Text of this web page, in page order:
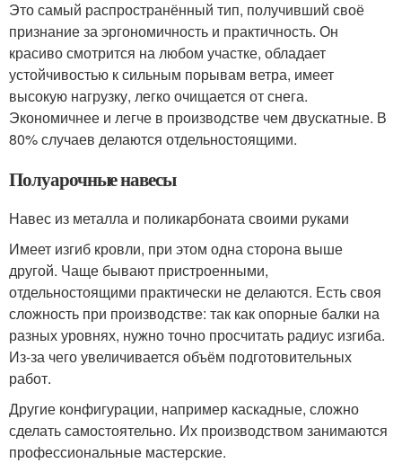
Это самый распространённый тип, получивший своё
признание за эргономичность и практичность. Он
красиво смотрится на любом участке, обладает
устойчивостью к сильным порывам ветра, имеет
высокую нагрузку, легко очищается от снега.
Экономичнее и легче в производстве чем двускатные. В
80% случаев делаются отдельностоящими.
Полуарочные навесы
Навес из металла и поликарбоната своими руками
Имеет изгиб кровли, при этом одна сторона выше
другой. Чаще бывают пристроенными,
отдельностоящими практически не делаются. Есть своя
сложность при производстве: так как опорные балки на
разных уровнях, нужно точно просчитать радиус изгиба.
Из-за чего увеличивается объём подготовительных
работ.
Другие конфигурации, например каскадные, сложно
сделать самостоятельно. Их производством занимаются
профессиональные мастерские.